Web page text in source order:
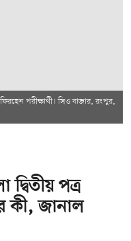
পরীক্ষার্থী। সিও বাজার, রংপুর,
পত্র
কী, জানাল